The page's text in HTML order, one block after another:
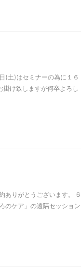
(土)はセミナーの為に１６
け致しますが何卒よろし
ありがとうございます。 6
のケア」の遠隔セッション